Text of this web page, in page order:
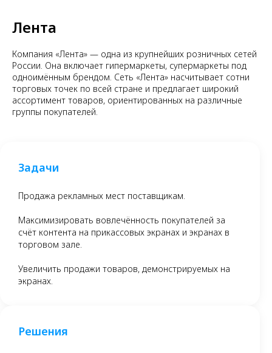
Лента
Компания «Лента» — одна из крупнейших розничных сетей
России. Она включает гипермаркеты, супермаркеты под
одноимённым брендом. Сеть «Лента» насчитывает сотни
торговых точек по всей стране и предлагает широкий
ассортимент товаров, ориентированных на различные
группы покупателей.
Задачи
Продажа рекламных мест поставщикам.
Максимизировать вовлечённость покупателей за
счёт контента на прикассовых экранах и экранах в
торговом зале.
Увеличить продажи товаров, демонстрируемых на
экранах.
Решения